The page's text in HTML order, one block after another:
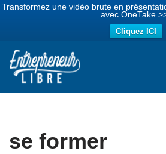
Transformez une vidéo brute en
avec OneTake
Cliquez ICI
Aller
se former